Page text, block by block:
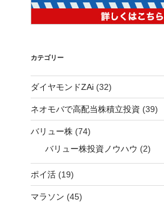
カテゴリー
ダイヤモンドZAi(32)
ネオモバで高配当株積立投資 (39)
バリュー株(74)
バリュー株投資ノウハウ (2)
ポイ活(19)
マラソン (45)